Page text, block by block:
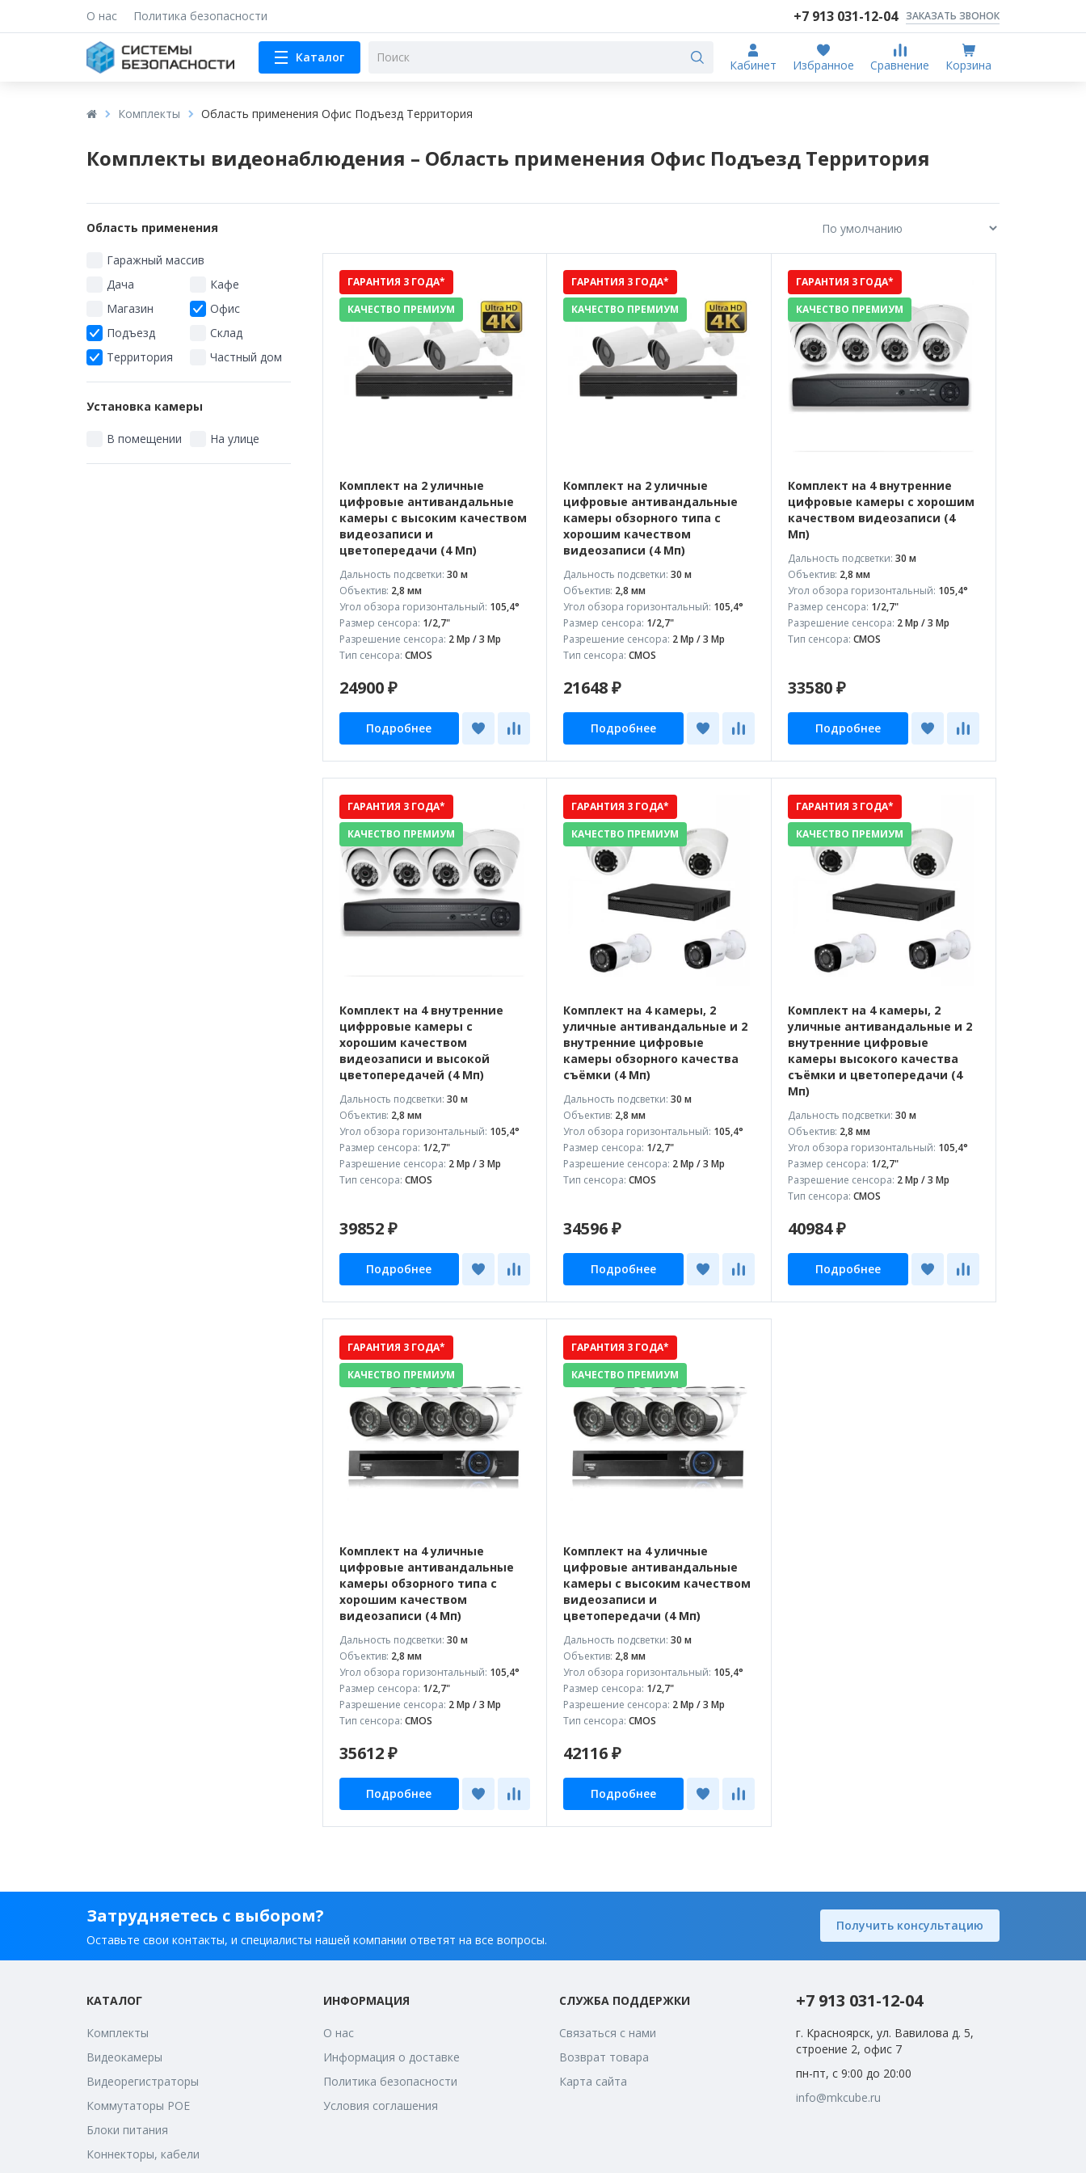
О нас Политика безопасности +7 913 031-12-04 ЗАКАЗАТЬ ЗВОНОК
Каталог
Кабинет Избранное Сравнение Корзина
Комплекты Область применения Офис Подъезд Территория
Комплекты видеонаблюдения – Область применения Офис Подъезд Территория
Область применения
Гаражный массив
Дача
Кафе
Магазин
Офис
Подъезд
Склад
Территория
Частный дом
Установка камеры
В помещении На улице
Комплект на 2 уличные
цифровые антивандальные
камеры с высоким качеством
видеозаписи и
цветопередачи (4 Мп)
ГАРАНТИЯ 3 ГОДА*
КАЧЕСТВО ПРЕМИУМ
Дальность подсветки: 30 м
Объектив: 2,8 мм
Угол обзора горизонтальный: 105,4°
Размер сенсора: 1/2,7"
Разрешение сенсора: 2 Mp / 3 Mp
Тип сенсора: CMOS
24900 ₽
Подробнее
Комплект на 2 уличные
цифровые антивандальные
камеры обзорного типа с
хорошим качеством
видеозаписи (4 Мп)
ГАРАНТИЯ 3 ГОДА*
КАЧЕСТВО ПРЕМИУМ
Дальность подсветки:30 м
Объектив: 2,8 мм
Угол обзора горизонтальный: 105,4°
Размер сенсора: 1/2,7"
Разрешение сенсора: 2 Mp / 3 Mp
Тип сенсора:CMOS
21648 ₽
Подробнее
Комплект на 4 внутренние
цифровые камеры с хорошим
качеством видеозаписи (4
Мп)
ГАРАНТИЯ 3 ГОДА*
КАЧЕСТВО ПРЕМИУМ
Дальность подсветки:30 м
Объектив: 2,8 мм
Угол обзора горизонтальный: 105,4°
Размер сенсора: 1/2,7"
Разрешение сенсора: 2 Mp / 3 Mp
Тип сенсора:CMOS
33580 ₽
Подробнее
Комплект на 4 внутренние
цифрровые камеры с
хорошим качеством
видеозаписи и высокой
цветопередачей (4 Мп)
ГАРАНТИЯ 3 ГОДА*
КАЧЕСТВО ПРЕМИУМ
Дальность подсветки: 30 м
Объектив: 2,8 мм
Угол обзора горизонтальный: 105,4°
Размер сенсора: 1/2,7"
Разрешение сенсора: 2 Mp / 3 Mp
Тип сенсора: CMOS
39852 ₽
Подробнее
Комплект на 4 камеры, 2
уличные антивандальные и 2
внутренние цифровые
камеры обзорного качества
съёмки (4 Мп)
ГАРАНТИЯ 3 ГОДА*
КАЧЕСТВО ПРЕМИУМ
Дальность подсветки:30 м
Объектив: 2,8 мм
Угол обзора горизонтальный: 105,4°
Размер сенсора: 1/2,7"
Разрешение сенсора: 2 Mp / 3 Mp
Тип сенсора:CMOS
34596 ₽
Подробнее
Комплект на 4 камеры, 2
уличные антивандальные и 2
внутренние цифровые
камеры высокого качества
съёмки и цветопередачи (4
Мп)
ГАРАНТИЯ 3 ГОДА*
КАЧЕСТВО ПРЕМИУМ
Дальность подсветки:30 м
Объектив: 2,8 мм
Угол обзора горизонтальный: 105,4°
Размер сенсора: 1/2,7"
Разрешение сенсора: 2 Mp / 3 Mp
Тип сенсора:CMOS
40984 ₽
Подробнее
Комплект на 4 уличные
цифровые антивандальные
камеры обзорного типа с
хорошим качеством
видеозаписи (4 Мп)
ГАРАНТИЯ 3 ГОДА*
КАЧЕСТВО ПРЕМИУМ
Дальность подсветки: 30 м
Объектив: 2,8 мм
Угол обзора горизонтальный: 105,4°
Размер сенсора: 1/2,7"
Разрешение сенсора: 2 Mp / 3 Mp
Тип сенсора: CMOS
35612 ₽
Подробнее
Комплект на 4 уличные
цифровые антивандальные
камеры с высоким качеством
видеозаписи и
цветопередачи (4 Мп)
ГАРАНТИЯ 3 ГОДА*
КАЧЕСТВО ПРЕМИУМ
Дальность подсветки:30 м
Объектив: 2,8 мм
Угол обзора горизонтальный: 105,4°
Размер сенсора: 1/2,7"
Разрешение сенсора: 2 Mp / 3 Mp
Тип сенсора:CMOS
42116 ₽
Подробнее
Затрудняетесь с выбором?
Оставьте свои контакты, и специалисты нашей компании ответят на все вопросы.
Получить консультацию
КАТАЛОГ
Комплекты
Видеокамеры
Видеорегистраторы
Коммутаторы POE
Блоки питания
Коннекторы, кабели
ИНФОРМАЦИЯ
О нас
Информация о доставке
Политика безопасности
Условия соглашения
СЛУЖБА ПОДДЕРЖКИ
Связаться с нами
Возврат товара
Карта сайта
+7 913 031-12-04
г. Красноярск, ул. Вавилова д. 5,
строение 2, офис 7
пн-пт, с 9:00 до 20:00
info@mkcube.ru